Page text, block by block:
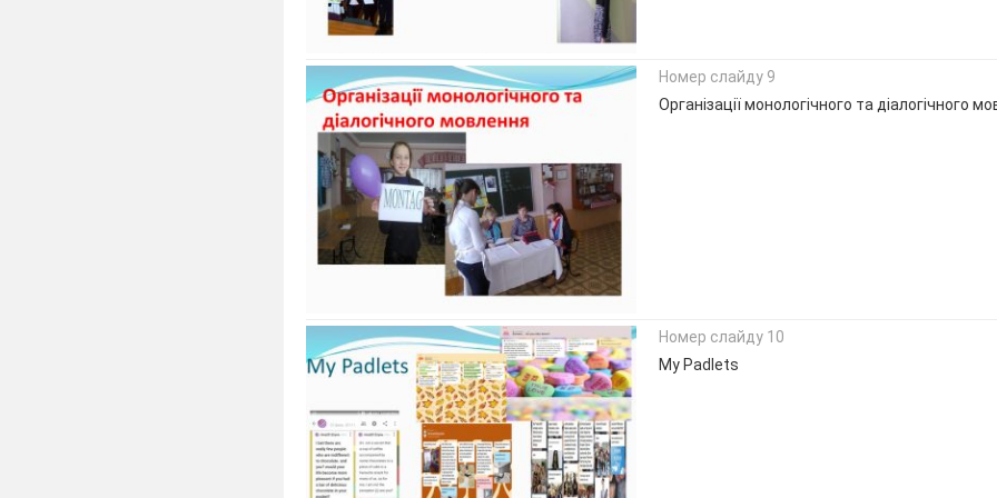
Номер слайду 9
Організації монологічного та діалогічного
Номер слайду 10
My Padlets